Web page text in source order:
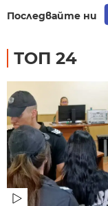
Последвайте ни
ТОП 24